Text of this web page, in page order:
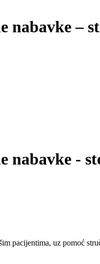
nabavke –
nabavke -
pacijentima, uz pomoć